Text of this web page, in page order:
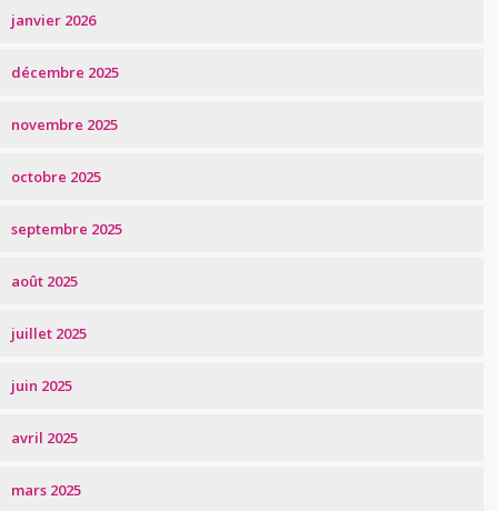
janvier 2026
décembre 2025
novembre 2025
octobre 2025
septembre 2025
août 2025
juillet 2025
juin 2025
avril 2025
mars 2025